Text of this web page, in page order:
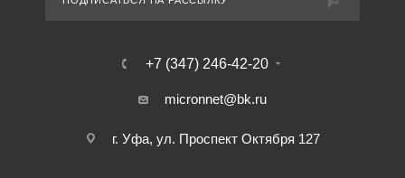
+7 (347) 246-42-20
micronnet@bk.ru
г. Уфа, ул. Проспект Октября 127